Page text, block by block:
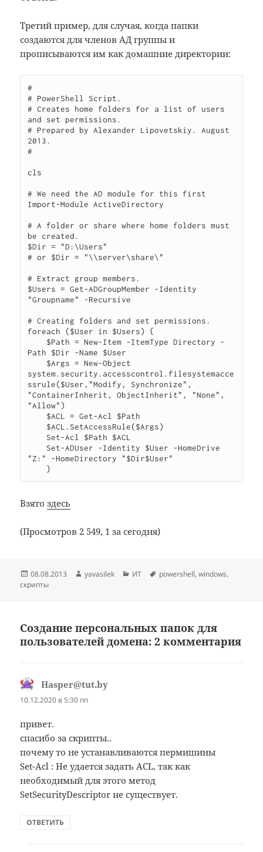
Третий пример, для случая, когда папки
создаются для членов АД группы и
прописываются им как домашние директории:
#
# PowerShell Script.
# Creates home folders for a list of users
and set permissions.
# Prepared by Alexander Lipovetskiy. August
2013.
#
cls
# We need the AD module for this first
Import-Module ActiveDirectory
# A folder or share where home folders must
be created.
$Dir = "D:\Users"
# or $Dir = "\\server\share\"
# Extract group members.
$Users = Get-ADGroupMember -Identity
"Groupname" -Recursive
# Creating folders and set permissions.
foreach ($User in $Users) {
Path $Dir -Name $User
system.security.accesscontrol.filesystemacce
ssrule($User,"Modify, Synchronize",
"ContainerInherit, ObjectInherit", "None",
"Allow")
"Z:" -HomeDirectory "$Dir$User"
    }
Взятоздесь
(Просмотров 2 549, 1 за сегодня)
Опубликовано
08.08.2013 Автор
yavasilek Рубрики
ИТ Метки
powershell,windows,
скрипты
Создание персональных папок для
пользователей домена: 2 комментария
Hasper@tut.by
10.12.2020 в 5:30 пп
привет.
спасибо за скрипты..
почему то не устанавливаются пермишины
Set-Acl : Не удается задать ACL, так как
необходимый для этого метод
SetSecurityDescriptor не существует.
ОТВЕТИТЬ